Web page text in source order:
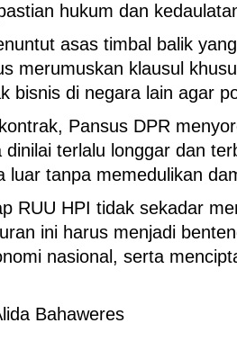
hukum dan
asas timbal balik
merumuskan klausul
bisnis di negara lain agar
Pansus DPR
dinilai terlalu longgar dan
luar tanpa memedulikan
RUU HPI tidak sekadar
ini harus menjadi
nasional, serta
Bahaweres